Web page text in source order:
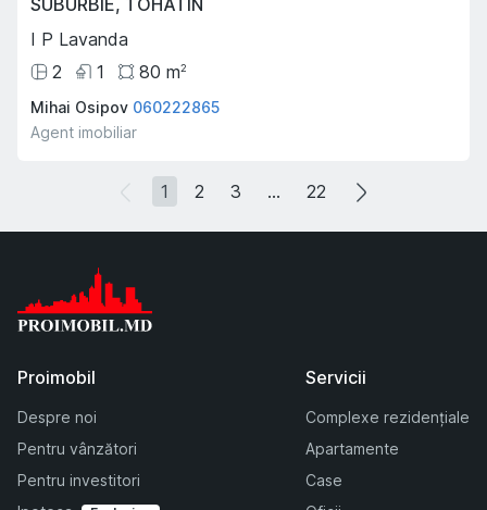
I P Lavanda
2
1 80 m2
Mihai Osipov 060222865
Agent imobiliar
1 2 3 ... 22
Proimobil
Despre noi
Pentru vânzători
Pentru investitori
Servicii
Complexe rezidențiale
Apartamente
Case